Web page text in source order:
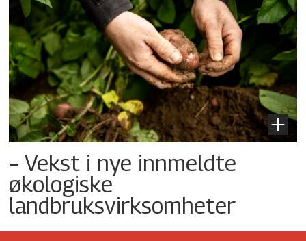
– Vekst i nye innmeldte
økologiske
landbruksvirksomheter